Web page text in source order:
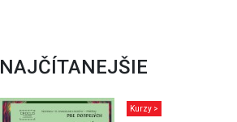
NAJČÍTANEJŠIE
Kurzy >